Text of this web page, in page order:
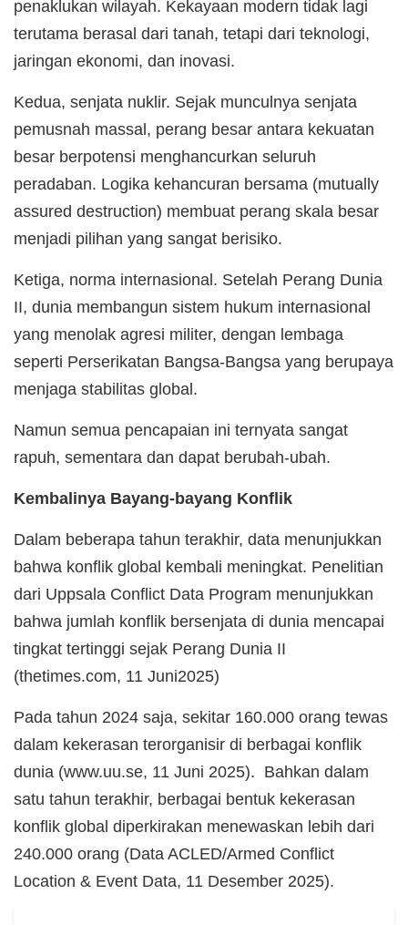
penaklukan wilayah. Kekayaan modern tidak lagi
terutama berasal dari tanah, tetapi dari teknologi,
jaringan ekonomi, dan inovasi.
Kedua, senjata nuklir. Sejak munculnya senjata
pemusnah massal, perang besar antara kekuatan
besar berpotensi menghancurkan seluruh
peradaban. Logika kehancuran bersama (mutually
assured destruction) membuat perang skala besar
menjadi pilihan yang sangat berisiko.
Ketiga, norma internasional. Setelah Perang Dunia
II, dunia membangun sistem hukum internasional
yang menolak agresi militer, dengan lembaga
seperti Perserikatan Bangsa-Bangsa yang berupaya
menjaga stabilitas global.
Namun semua pencapaian ini ternyata sangat
rapuh, sementara dan dapat berubah-ubah.
Kembalinya Bayang-bayang Konflik
Dalam beberapa tahun terakhir, data menunjukkan
bahwa konflik global kembali meningkat. Penelitian
dari Uppsala Conflict Data Program menunjukkan
bahwa jumlah konflik bersenjata di dunia mencapai
tingkat tertinggi sejak Perang Dunia II
(thetimes.com, 11 Juni2025)
Pada tahun 2024 saja, sekitar 160.000 orang tewas
dalam kekerasan terorganisir di berbagai konflik
dunia (www.uu.se, 11 Juni 2025). Bahkan dalam
satu tahun terakhir, berbagai bentuk kekerasan
konflik global diperkirakan menewaskan lebih dari
240.000 orang (Data ACLED/Armed Conflict
Location & Event Data, 11 Desember 2025).